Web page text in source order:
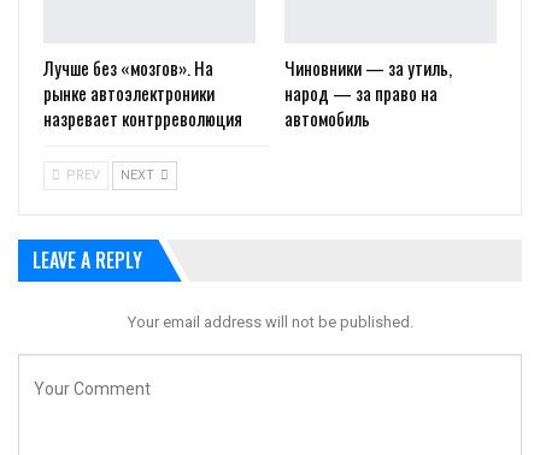
Лучше без «мозгов». На
рынке автоэлектроники
назревает контрреволюция
Чиновники — за утиль,
народ — за право на
автомобиль
PREV NEXT
LEAVE A REPLY
Your email address will not be published.